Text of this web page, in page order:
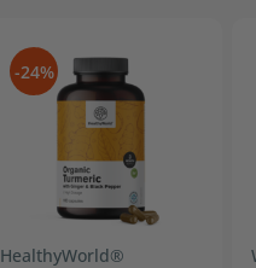
-24%
HealthyWorld®